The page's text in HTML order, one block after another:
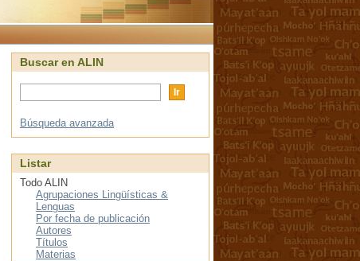
Buscar en ALIN
Búsqueda avanzada
Listar
Todo ALIN
Agrupaciones Lingüísticas &
Lenguas
Por fecha de publicación
Autores
Títulos
Materias